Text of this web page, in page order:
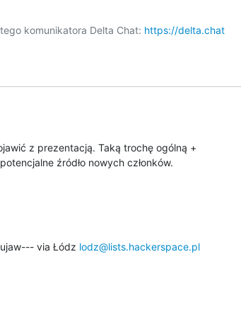
komunikatora Delta Chat: https://delta.chat
z prezentacją. Taką trochę ogólną +
źródło nowych członków.
via Łódz lodz@lists.hackerspace.pl